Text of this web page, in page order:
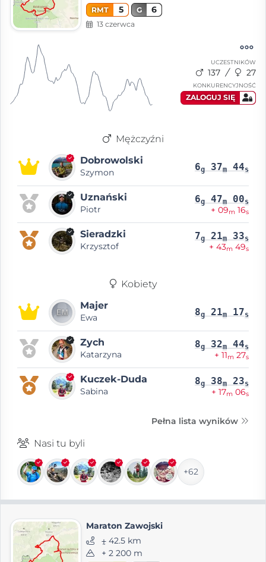
RMT 5 G 6
13 czerwca
UCZESTNIKÓW
137 27
KONKURENCYJNOŚĆ
ZALOGUJ SIĘ
Mężczyźni
Dobrowolski
Szymon 6g 37m 44s
Uznański
Piotr
6g 47m 00s
+ 09m 16s
Sieradzki
Krzysztof
7g 21m 33s
+ 43m 49s
Kobiety
Majer
Ewa 8g 21m 17s
Zych
Katarzyna
8g 32m 44s
+ 11m 27s
Kuczek-Duda
Sabina
8g 38m 23s
+ 17m 06s
Pełna lista wyników
Nasi tu byli
+62
Maraton Zawojski
⨦ 42.5 km
+ 2 200 m